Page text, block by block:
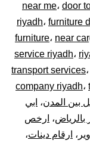
–
توصيل
نقل
البضائع
near me، door
riyadh، furniture
furniture، near
service riyadh،
transport services،
company riyadh،
بين المدن، ابي
، ارخص
، ارقام دينات،